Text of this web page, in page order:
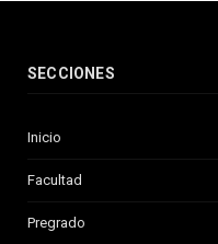
SECCIONES
Inicio
Facultad
Pregrado